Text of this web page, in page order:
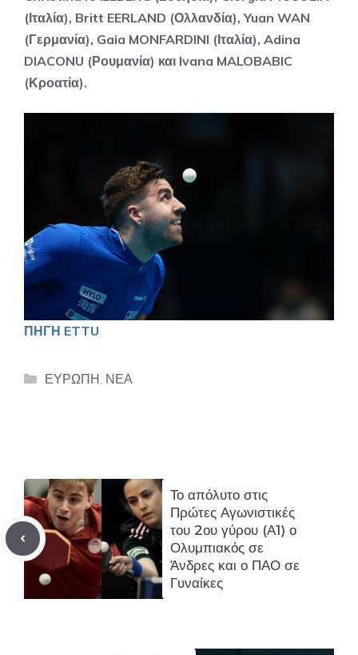
(Ιταλία), Britt EERLAND (Ολλανδία), Yuan WAN
(Γερμανία), Gaia MONFARDINI (Ιταλία), Adina
DIACONU (Ρουμανία) και Ivana MALOBABIC
(Κροατία).
ΠΗΓΗ ETTU
Categories
ΕΥΡΩΠΗ ΝΕΑ
Το απόλυτο στις
Πρώτες Αγωνιστικές
του 2ου γύρου (Α1) ο
Ολυμπιακός σε
Άνδρες και ο ΠΑΟ σε
Γυναίκες